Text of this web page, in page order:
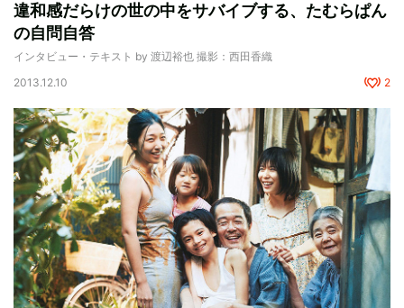
違和感だらけの世の中をサバイブする、たむらぱん
の自問自答
インタビュー・テキスト by 渡辺裕也 撮影：西田香織
2013.12.10
2